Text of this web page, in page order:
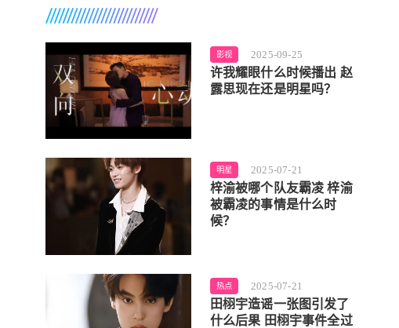
影视 2025-09-25
许我耀眼什么时候播出 赵
露思现在还是明星吗？
明星 2025-07-21
梓渝被哪个队友霸凌 梓渝
被霸凌的事情是什么时
候？
热点 2025-07-21
田栩宇造谣一张图引发了
什么后果 田栩宇事件全过